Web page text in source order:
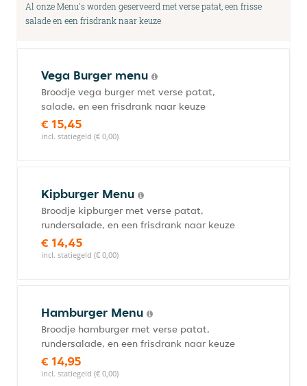
Al onze Menu's worden geserveerd met verse patat, een frisse
salade en een frisdrank naar keuze
Vega Burger menu
Broodje vega burger met verse patat,
salade, en een frisdrank naar keuze
€ 15,45
incl. statiegeld (€ 0,00)
Kipburger Menu
Broodje kipburger met verse patat,
rundersalade, en een frisdrank naar keuze
€ 14,45
incl. statiegeld (€ 0,00)
Hamburger Menu
Broodje hamburger met verse patat,
rundersalade, en een frisdrank naar keuze
€ 14,95
incl. statiegeld (€ 0,00)